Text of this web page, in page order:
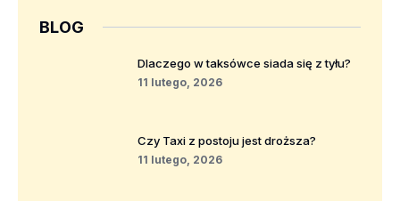
BLOG
Dlaczego w taksówce siada się z tyłu?
11 lutego, 2026
Czy Taxi z postoju jest droższa?
11 lutego, 2026